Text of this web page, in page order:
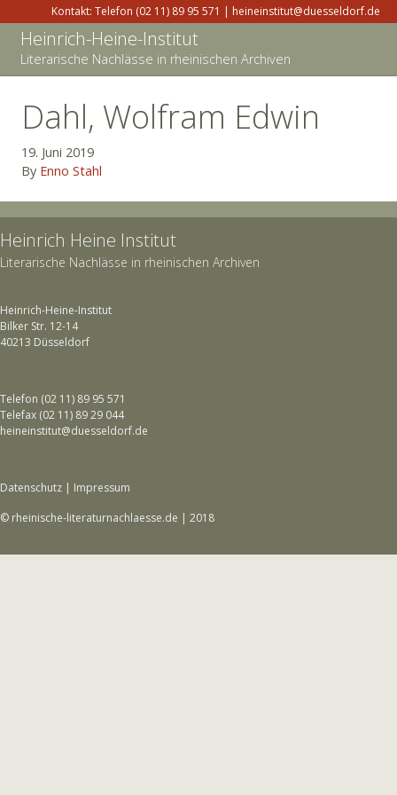
Kontakt: Telefon (02 11) 89 95 571 | heineinstitut@duesseldorf.de
Heinrich-Heine-Institut
Literarische Nachlässe in rheinischen Archiven
Dahl, Wolfram Edwin
19. Juni 2019
By Enno Stahl
Heinrich Heine Institut
Literarische Nachlässe in rheinischen Archiven
Heinrich-Heine-Institut
Bilker Str. 12-14
40213 Düsseldorf
Telefon (02 11) 89 95 571
Telefax (02 11) 89 29 044
heineinstitut@duesseldorf.de
Datenschutz | Impressum
© rheinische-literaturnachlaesse.de | 2018